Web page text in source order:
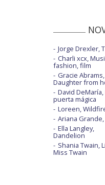
Jorge Drexler,
Charli xcx,
fashion, film
Gracie Abrams,
Daughter from
David DeMaría,
puerta mágica
Loreen,
Ariana
Ella Langley,
Dandelion
Shania Twain,
Miss Twain